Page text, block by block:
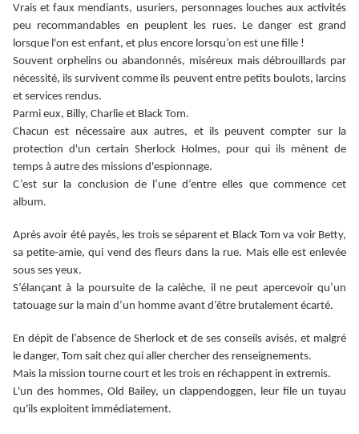
Vrais et faux mendiants, usuriers, personnages louches aux activités
peu recommandables en peuplent les rues. Le danger est grand
lorsque l'on est enfant, et plus encore lorsqu’on est une fille !
Souvent orphelins ou abandonnés, miséreux mais débrouillards par
nécessité, ils survivent comme ils peuvent entre petits boulots, larcins
et services rendus.
Parmi eux, Billy, Charlie et Black Tom.
Chacun est nécessaire aux autres, et ils peuvent compter sur la
protection d'un certain Sherlock Holmes, pour qui ils mènent de
temps à autre des missions d'espionnage.
C’est sur la conclusion de l’une d’entre elles que commence cet
album.
Après avoir été payés, les trois se séparent et Black Tom va voir Betty,
sa petite-amie, qui vend des fleurs dans la rue. Mais elle est enlevée
sous ses yeux.
S’élançant à la poursuite de la calèche, il ne peut apercevoir qu’un
tatouage sur la main d’un homme avant d’être brutalement écarté.
En dépit de l’absence de Sherlock et de ses conseils avisés, et malgré
le danger, Tom sait chez qui aller chercher des renseignements.
Mais la mission tourne court et les trois en réchappent in extremis.
L'un des hommes, Old Bailey, un clappendoggen, leur file un tuyau
qu'ils exploitent immédiatement.